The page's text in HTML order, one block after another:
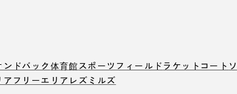
ンドバック体育館スポーツフィールド ラケットコート
ア フリーエリア レズミルズ